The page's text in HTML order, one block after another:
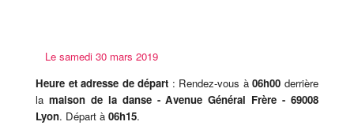
Le samedi 30 mars 2019
Heure et adresse de départ : Rendez-vous à06h00 derrière
la maison de la danse - Avenue Général Frère - 69008
Lyon. Départ à 06h15.